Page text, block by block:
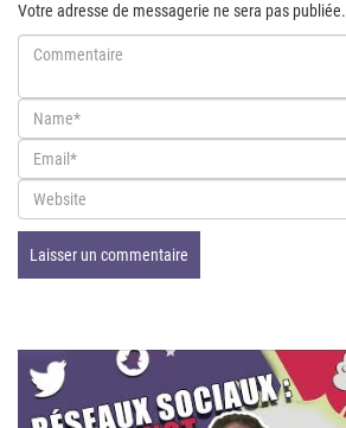
Votre adresse de messagerie ne sera pas publiée.